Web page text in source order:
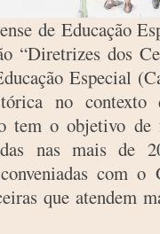
de Educação
“Diretrizes dos
Especial
no contexto
tem o objetivo de
nas mais de
com
que atendem